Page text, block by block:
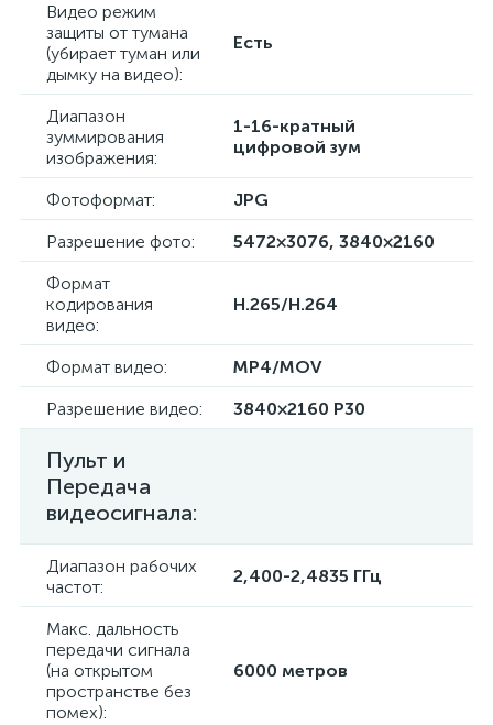
Видео режим
защиты от тумана
(убирает туман или
дымку на видео):
Есть
Диапазон
зуммирования
изображения:
1-16-кратный
цифровой зум
Фотоформат:
JPG
Разрешение фото:
5472×3076, 3840×2160
Формат
кодирования
видео:
H.265/H.264
Формат видео:
MP4/MOV
Разрешение видео:
3840×2160 P30
Пульт и
Передача
видеосигнала:
Диапазон рабочих
частот:
2,400-2,4835 ГГц
Макс. дальность
передачи сигнала
(на открытом
пространстве без
помех):
6000 метров